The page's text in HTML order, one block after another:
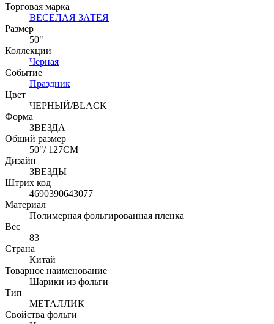
Торговая марка
ВЕСЁЛАЯ ЗАТЕЯ
Размер
50"
Коллекции
Черная
Событие
Праздник
Цвет
ЧЕРНЫЙ/BLACK
Форма
ЗВЕЗДА
Общий размер
50"/ 127CM
Дизайн
ЗВЕЗДЫ
Штрих код
4690390643077
Материал
Полимерная фольгированная пленка
Вес
83
Страна
Китай
Товарное наименование
Шарики из фольги
Тип
МЕТАЛЛИК
Свойства фольги